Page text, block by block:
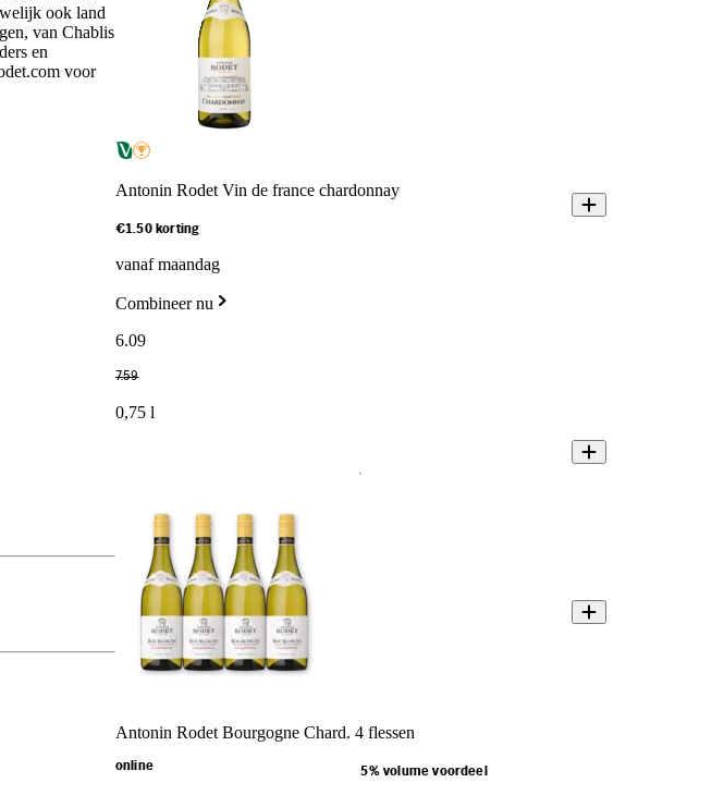
ook land
van Chablis
en
voor
Antonin Rodet Vin de france chardonnay
€1.50 korting
vanaf maandag
Combineer nu
6.09
7.59
0,75 l
Antonin Rodet Bourgogne Chard. 4 flessen
online 5% volume voordeel